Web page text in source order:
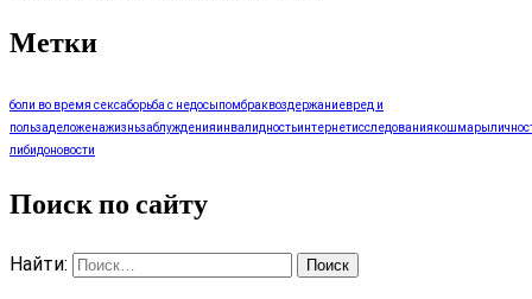
Метки
боли во время сексаборьба с недосыпомбраквоздержаниевред и
пользаделоженажизньзаблужденияинвалидностьинтернетисследованиякошмары
либидоновости
Поиск по сайту
Найти: